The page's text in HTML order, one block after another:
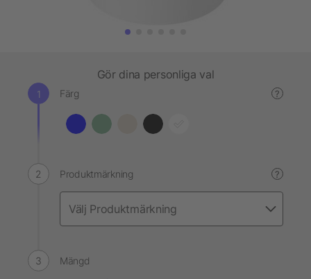
Gör dina personliga val
Färg ?
Produktmärkning ?
Mängd